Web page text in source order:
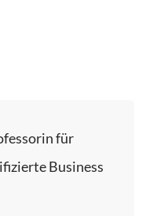
für
Business